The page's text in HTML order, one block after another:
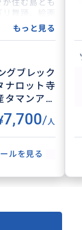
住む島とも
舞踊、絵画
のあちこちに
ー教ならでは
グなどのア
しいライス
ョッピング
と一緒に楽し
もっと見る
グブレック
ナロット寺
タマンアユ
した最高
テル送迎｜
7,700/ 人
ルを見る